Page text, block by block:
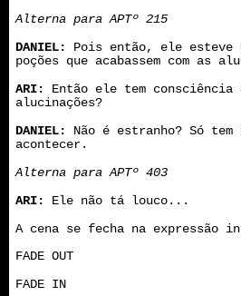
Alterna para APTº 215
DANIEL:
Pois então, ele esteve
poções que acabassem com as
ARI:
Então ele tem consciência
alucinações?
DANIEL:
Não é estranho? Só tem
acontecer.
Alterna para APTº 403
ARI:
Ele não tá louco...
A cena se fecha na expressão
FADE OUT
FADE IN